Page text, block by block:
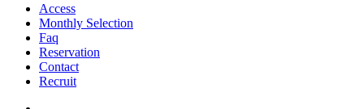
Access
Monthly Selection
Faq
Reservation
Contact
Recruit